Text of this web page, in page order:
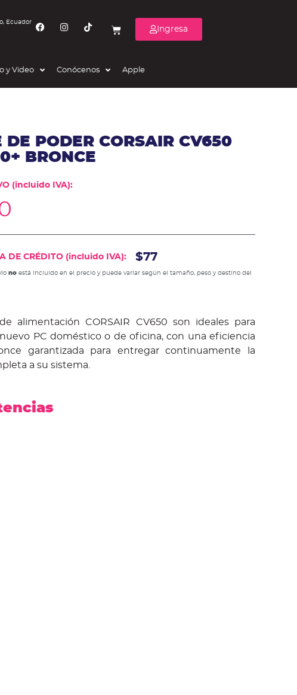
Ecuador
Ingresa
y Video Conócenos Apple
DE PODER CORSAIR CV650
BRONCE
(incluido IVA):
DE CRÉDITO (incluido IVA): $77
noestá incluido en el precio y puede variar según el tamaño, peso y destino del
alimentación CORSAIR CV650 son ideales para
PC doméstico o de oficina, con una eficiencia
garantizada para entregar continuamente la
a su sistema.